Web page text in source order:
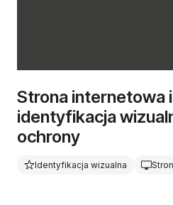
Strona internetowa i
identyfikacja
ochrony
Identyfikacja wizualna